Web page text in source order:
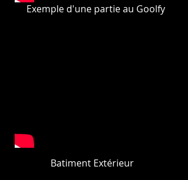
Exemple d'une partie au Goolfy
Batiment Extérieur